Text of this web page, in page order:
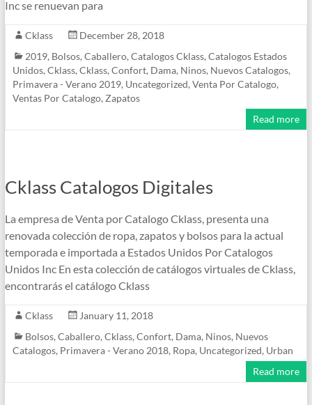
Inc se renuevan para
Cklass
December 28, 2018
2019, Bolsos, Caballero, Catalogos Cklass, Catalogos Estados
Unidos, Cklass, Cklass, Confort, Dama, Ninos, Nuevos Catalogos,
Primavera - Verano 2019, Uncategorized, Venta Por Catalogo,
Ventas Por Catalogo, Zapatos
Read more
Cklass Catalogos Digitales
La empresa de Venta por Catalogo Cklass, presenta una
renovada colección de ropa, zapatos y bolsos para la actual
temporada e importada a Estados Unidos Por Catalogos
Unidos Inc En esta colección de catálogos virtuales de Cklass,
encontrarás el catálogo Cklass
Cklass
January 11, 2018
Bolsos, Caballero, Cklass, Confort, Dama, Ninos, Nuevos
Catalogos, Primavera - Verano 2018, Ropa, Uncategorized, Urban
Read more